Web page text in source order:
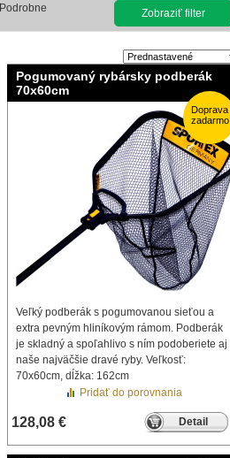
Podrobne Zobraziť filter
Pogumovaný rybársky podberák
70x60cm
Veľký podberák s pogumovanou sieťou a
extra pevným hliníkovým rámom. Podberák
je skladný a spoľahlivo s ním podoberiete aj
naše najväčšie dravé ryby. Veľkosť:
70x60cm, dĺžka: 162cm
128,08 € Detail
Pridať do porovnania
Doprava
zadarmo